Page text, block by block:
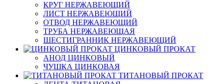
КРУГ НЕРЖАВЕЮЩИЙ
ЛИСТ НЕРЖАВЕЮЩИЙ
ОТВОД НЕРЖАВЕЮЩИЙ
ТРУБА НЕРЖАВЕЮЩАЯ
ШЕСТИГРАННИК НЕРЖАВЕЮЩИЙ
ЦИНКОВЫЙ ПРОКАТ
АНОД ЦИНКОВЫЙ
ЧУШКА ЦИНКОВАЯ
ТИТАНОВЫЙ ПРОКАТ